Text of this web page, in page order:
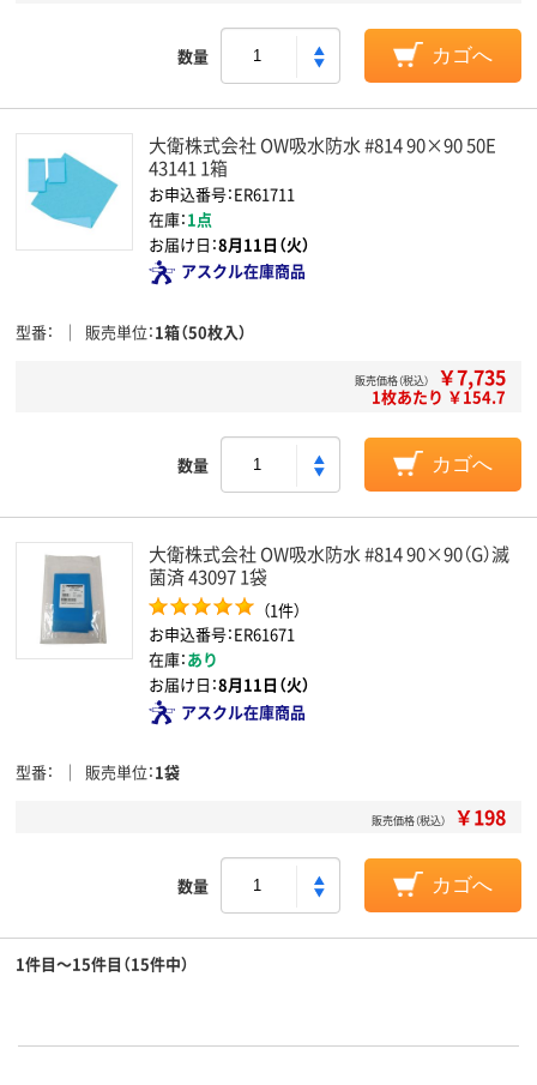
数量 カゴへ
大衛株式会社 OW吸水防水 #814 90×90 50E
43141 1箱
お申込番号：ER61711
在庫：1点
お届け日：8月11日（火）
アスクル在庫商品
型番 販売単位 1箱（50枚入）
販売価格（税込） ￥7,735
1枚あたり ￥154.7
数量 カゴへ
大衛株式会社 OW吸水防水 #814 90×90（G）滅
菌済 43097 1袋
（1件）
お申込番号：ER61671
在庫：あり
お届け日：8月11日（火）
アスクル在庫商品
型番 販売単位 1袋
販売価格（税込） ￥198
数量 カゴへ
1件目～15件目（15件中）